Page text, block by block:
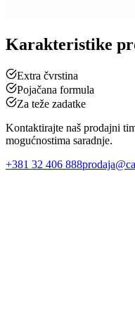
Karakteristike
Extra čvrstina
Pojačana formula
Za teže zadatke
Kontaktirajte naš prodajni
mogućnostima saradnje.
+381 32 406 888